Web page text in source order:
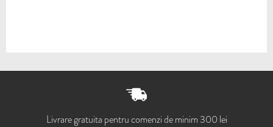
Livrare gratuita pentru comenzi de minim 300 lei